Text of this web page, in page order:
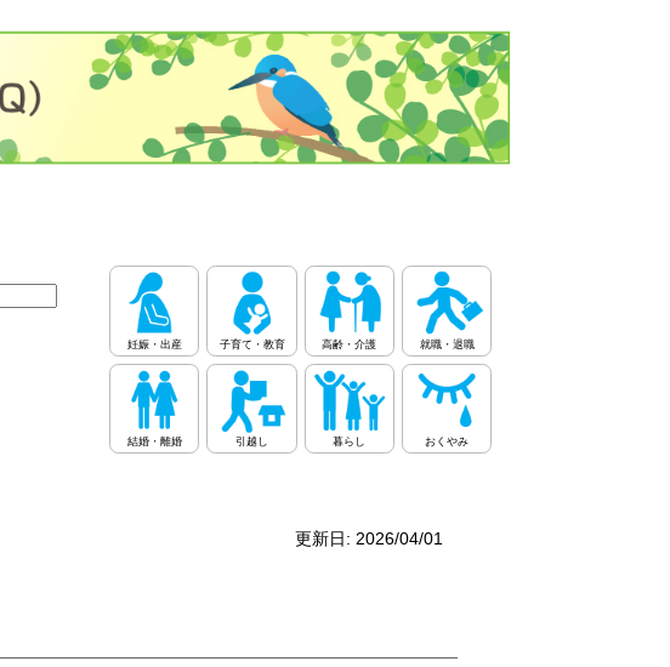
更新日: 2026/04/01
妊娠・出産 子育て・教育 高齢・介護 就職・退職
結婚・離婚 引越し 暮らし おくやみ